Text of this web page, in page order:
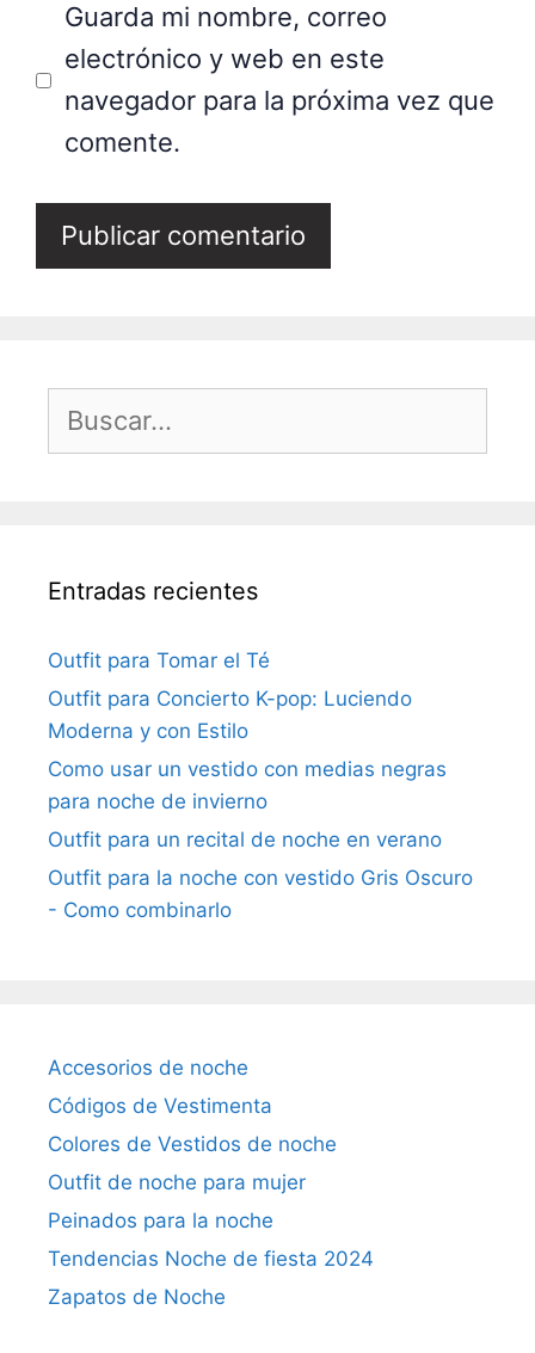
Guarda mi nombre, correo
electrónico y web en este
navegador para la próxima vez que
comente.
Entradas recientes
Outfit para Tomar el Té
Outfit para Concierto K-pop: Luciendo
Moderna y con Estilo
Como usar un vestido con medias negras
para noche de invierno
Outfit para un recital de noche en verano
Outfit para la noche con vestido Gris Oscuro
- Como combinarlo
Accesorios de noche
Códigos de Vestimenta
Colores de Vestidos de noche
Outfit de noche para mujer
Peinados para la noche
Tendencias Noche de fiesta 2024
Zapatos de Noche